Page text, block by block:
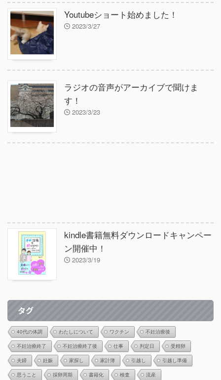
Youtubeショート始めました！
2023/3/27
ラジオの音声がアーカイブで聞けま
す！
2023/3/23
kindle書籍無料ダウンロードキャンペー
ン開催中！
2023/3/19
タグ
40代の体調 わたしについて ワクチン 不妊治療後
不妊治療終了 不妊治療終了後 仕事 判定日 受精卵
夫婦 妊娠 家探し 家計簿 引越し 引越し準備
思うこと 採卵周期 書籍化 検査 流産